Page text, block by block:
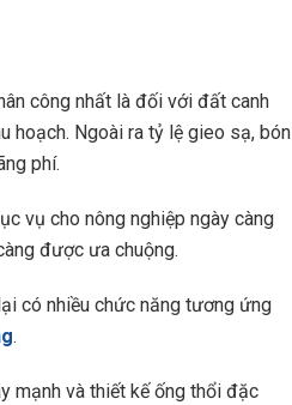
công nhất là đối với đất canh
hoạch. Ngoài ra tỷ lệ gieo sạ, bón
phí.
vụ cho nông nghiệp ngày càng
được ưa chuộng.
có nhiều chức năng tương ứng
.
mạnh và thiết kế ống thổi đặc